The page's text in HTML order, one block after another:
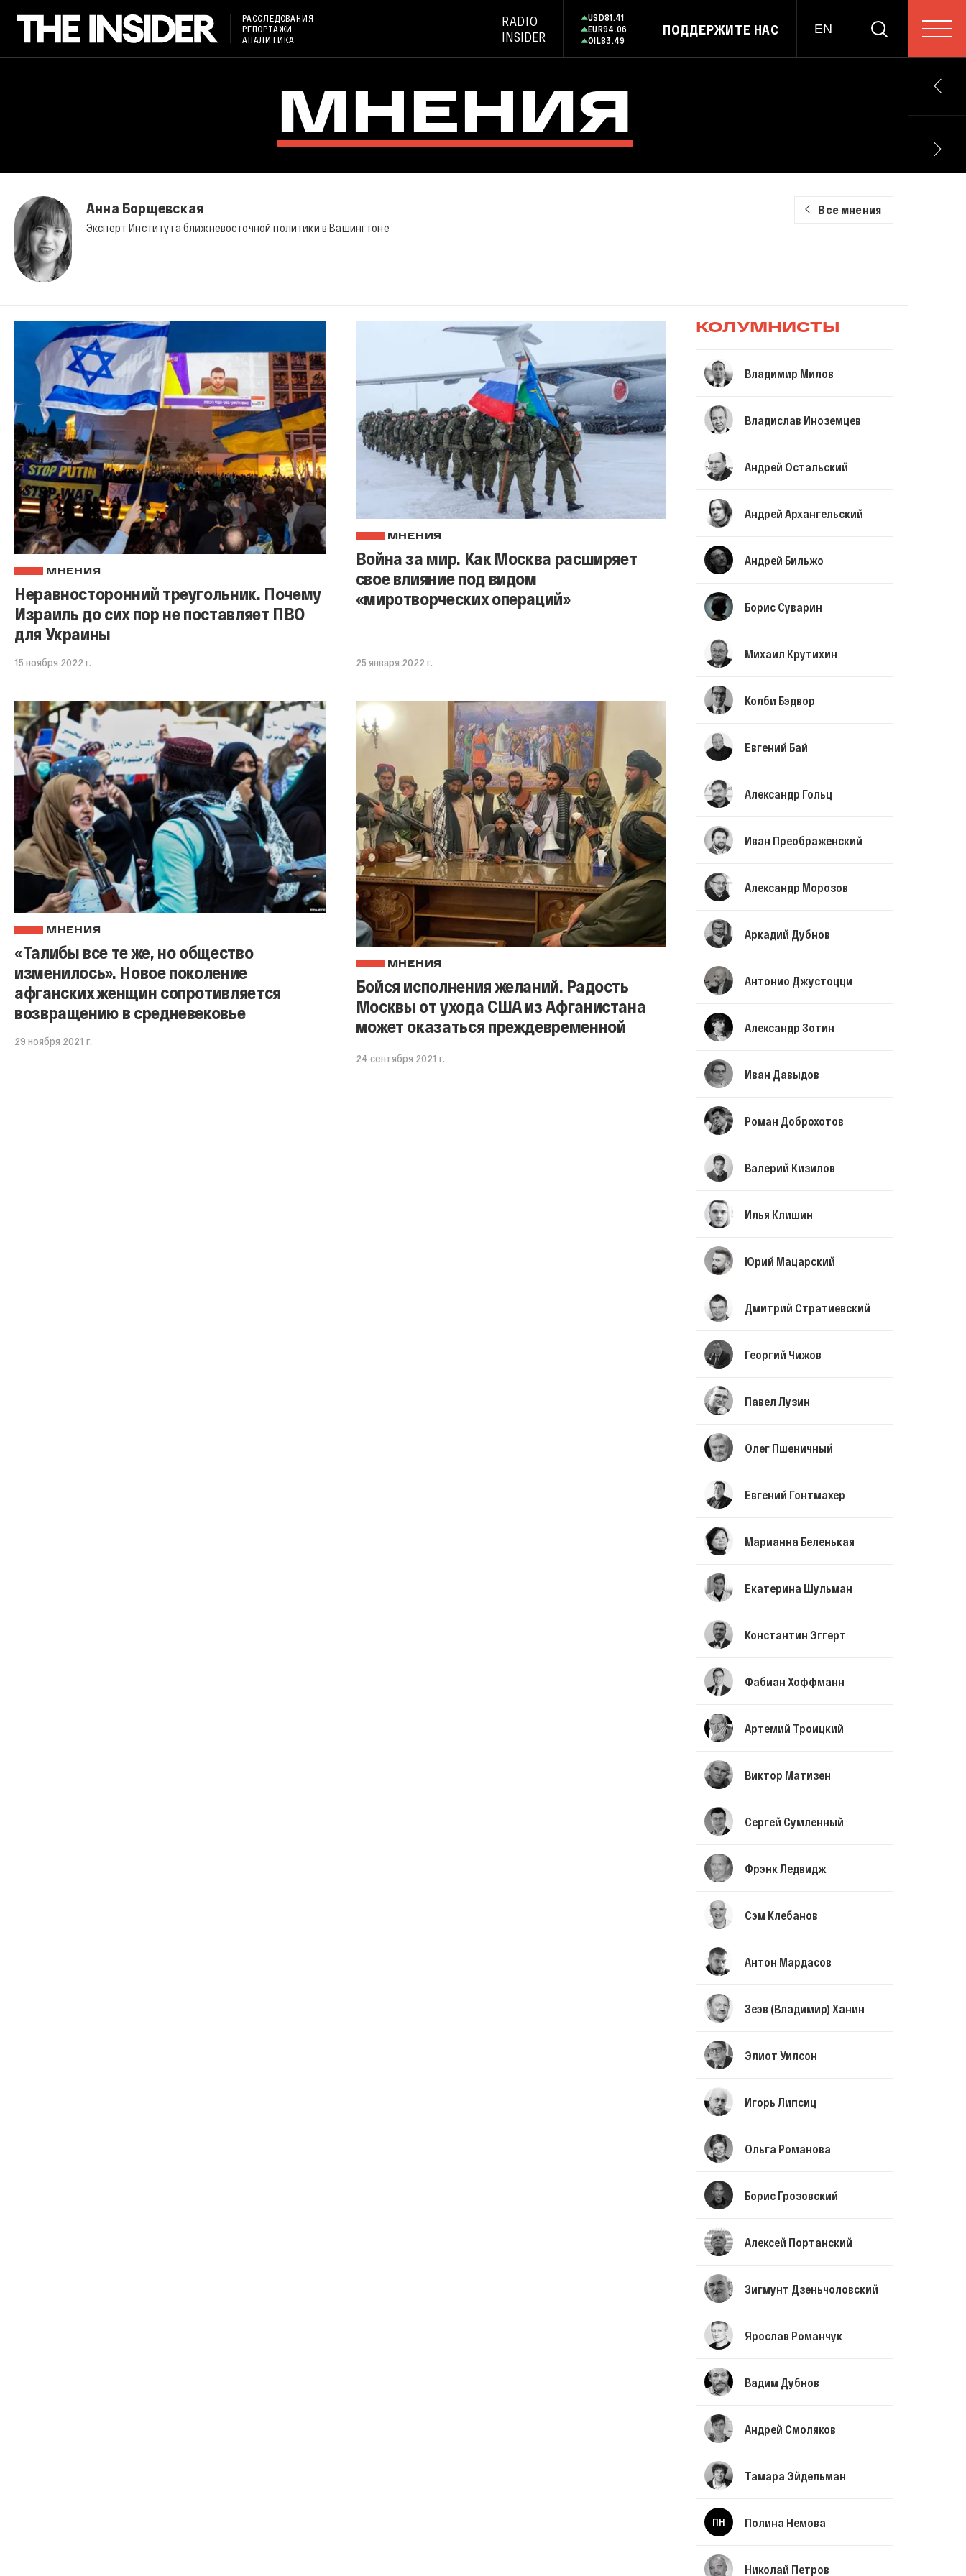
РАССЛЕДОВАНИЯ
РЕПОРТАЖИ
АНАЛИТИКА
RADIO
INSIDER
USD81.41
EUR94.06
OIL83.49
ПОДДЕРЖИТЕ НАС EN
МНЕНИЯ
Анна Борщевская
Эксперт Института ближневосточной политики в Вашингтоне
Все мнения
МНЕНИЯ
Неравносторонний треугольник. Почему
Израиль до сих пор не поставляет ПВО
для Украины
15 ноября 2022 г.
МНЕНИЯ
Война за мир. Как Москва расширяет
свое влияние под видом
«миротворческих операций»
25 января 2022 г.
МНЕНИЯ
«Талибы все те же, но общество
изменилось». Новое поколение
афганских женщин сопротивляется
возвращению в средневековье
29 ноября 2021 г.
МНЕНИЯ
Бойся исполнения желаний. Радость
Москвы от ухода США из Афганистана
может оказаться преждевременной
24 сентября 2021 г.
КОЛУМНИСТЫ
Владимир Милов
Владислав Иноземцев
Андрей Остальский
Андрей Архангельский
Андрей Бильжо
Борис Суварин
Михаил Крутихин
Колби Бэдвор
Евгений Бай
Алeксандр Гольц
Иван Преображенский
Александр Морозов
Аркадий Дубнов
Антонио Джустоцци
Александр Зотин
Иван Давыдов
Роман Доброхотов
Валерий Кизилов
Илья Клишин
Юрий Мацарский
Дмитрий Стратиевский
Георгий Чижов
Павел Лузин
Олег Пшеничный
Евгений Гонтмахер
Марианна Беленькая
Екатерина Шульман
Константин Эггерт
Фабиан Хоффманн
Артемий Троицкий
Виктор Матизен
Сергей Сумленный
Фрэнк Ледвидж
Сэм Клебанов
Антон Мардасов
Зеэв (Владимир) Ханин
Элиот Уилсон
Игорь Липсиц
Ольга Романова
Борис Грозовский
Алексей Портанский
Зигмунт Дзеньчоловский
Ярослав Романчук
Вадим Дубнов
Андрей Смоляков
Тамара Эйдельман
ПН Полина Немова
Николай Петров